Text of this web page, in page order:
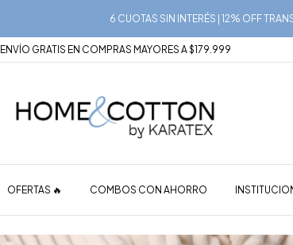
6 CUOTAS SIN INTERÉS | 12% OFF
ENVÍO GRATIS EN COMPRAS MAYORES A $179.999
OFERTAS 🔥 COMBOS CON AHORRO